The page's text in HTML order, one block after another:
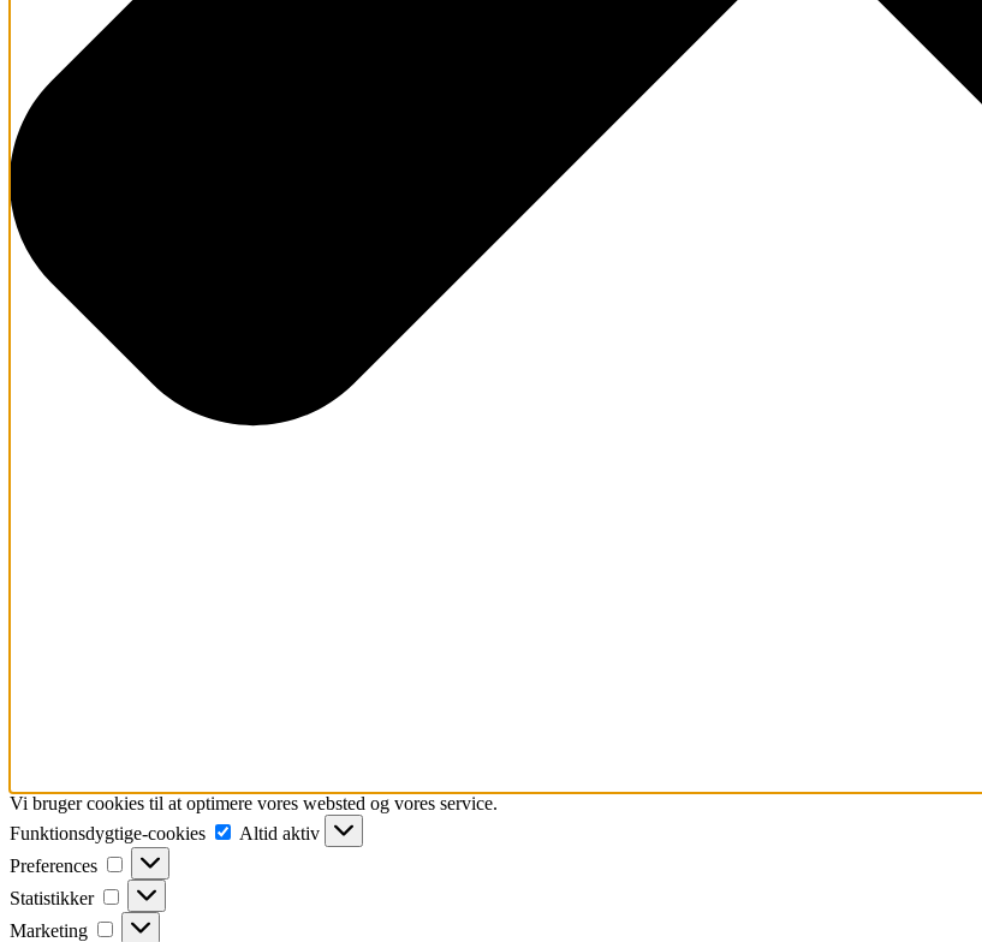
Vi bruger cookies til at optimere vores websted og vores service.
Funktionsdygtige-cookies
Funktionsdygtige-
cookies
Altid aktiv
Preferences
Preferences
Statistikker Statistikker
Marketing Marketing